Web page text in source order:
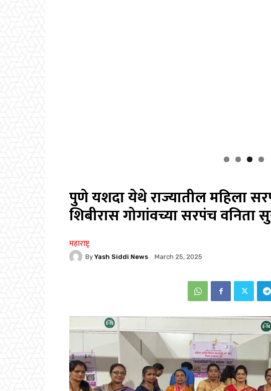
पुणे यशदा येथे राज्यातील महिला
शिबीरास गोगांवच्या सरपंच वनिता
महाराष्ट्र
By Yash Siddi News March 25, 2025